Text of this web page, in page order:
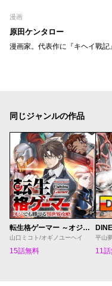
漫画
原田ケンタロー
漫画家。代表作に『キヘイ戰記
同じジャンルの作品
転生格ゲーマー ～オジでも勝てる異世界攻略～
山口ミコト/オギノユーヘイ
15話無料
平山
11